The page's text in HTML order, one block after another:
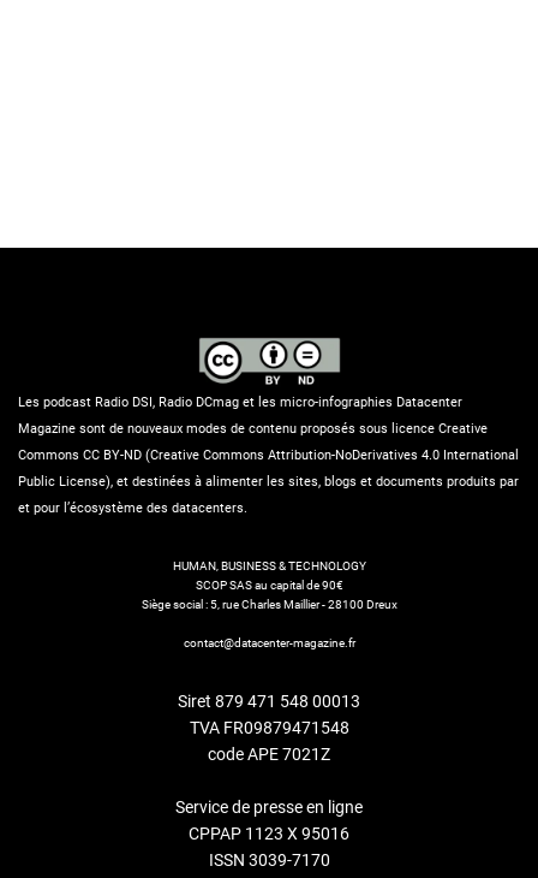
Les podcast Radio DSI, Radio DCmag et les micro-infographies Datacenter
Magazine sont de nouveaux modes de contenu proposés sous licence Creative
Commons CC BY-ND (Creative Commons Attribution-NoDerivatives 4.0 International
Public License), et destinées à alimenter les sites, blogs et documents produits par
et pour l’écosystème des datacenters.
HUMAN, BUSINESS & TECHNOLOGY
SCOP SAS au capital de 90€
Siège social : 5, rue Charles Maillier - 28100 Dreux
contact@datacenter-magazine.fr
Siret 879 471 548 00013
TVA FR09879471548
code APE 7021Z
Service de presse en ligne
CPPAP 1123 X 95016
ISSN 3039-7170